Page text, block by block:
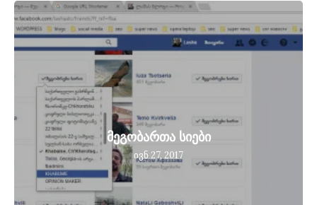
მეგობართა სიები
ივნ 27, 2017